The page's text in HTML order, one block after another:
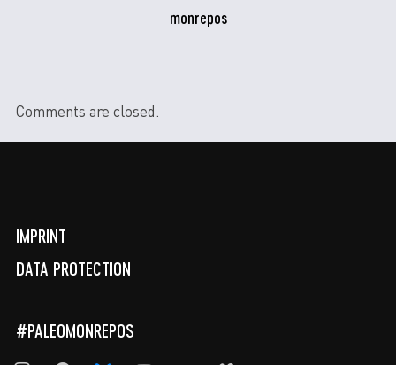
monrepos
Comments are closed.
IMPRINT
DATA PROTECTION
#PALEOMONREPOS